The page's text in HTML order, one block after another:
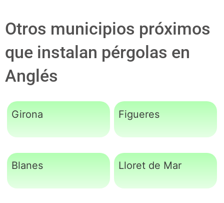
Otros municipios próximos
que instalan pérgolas en
Anglés
Girona Figueres
Blanes Lloret de Mar